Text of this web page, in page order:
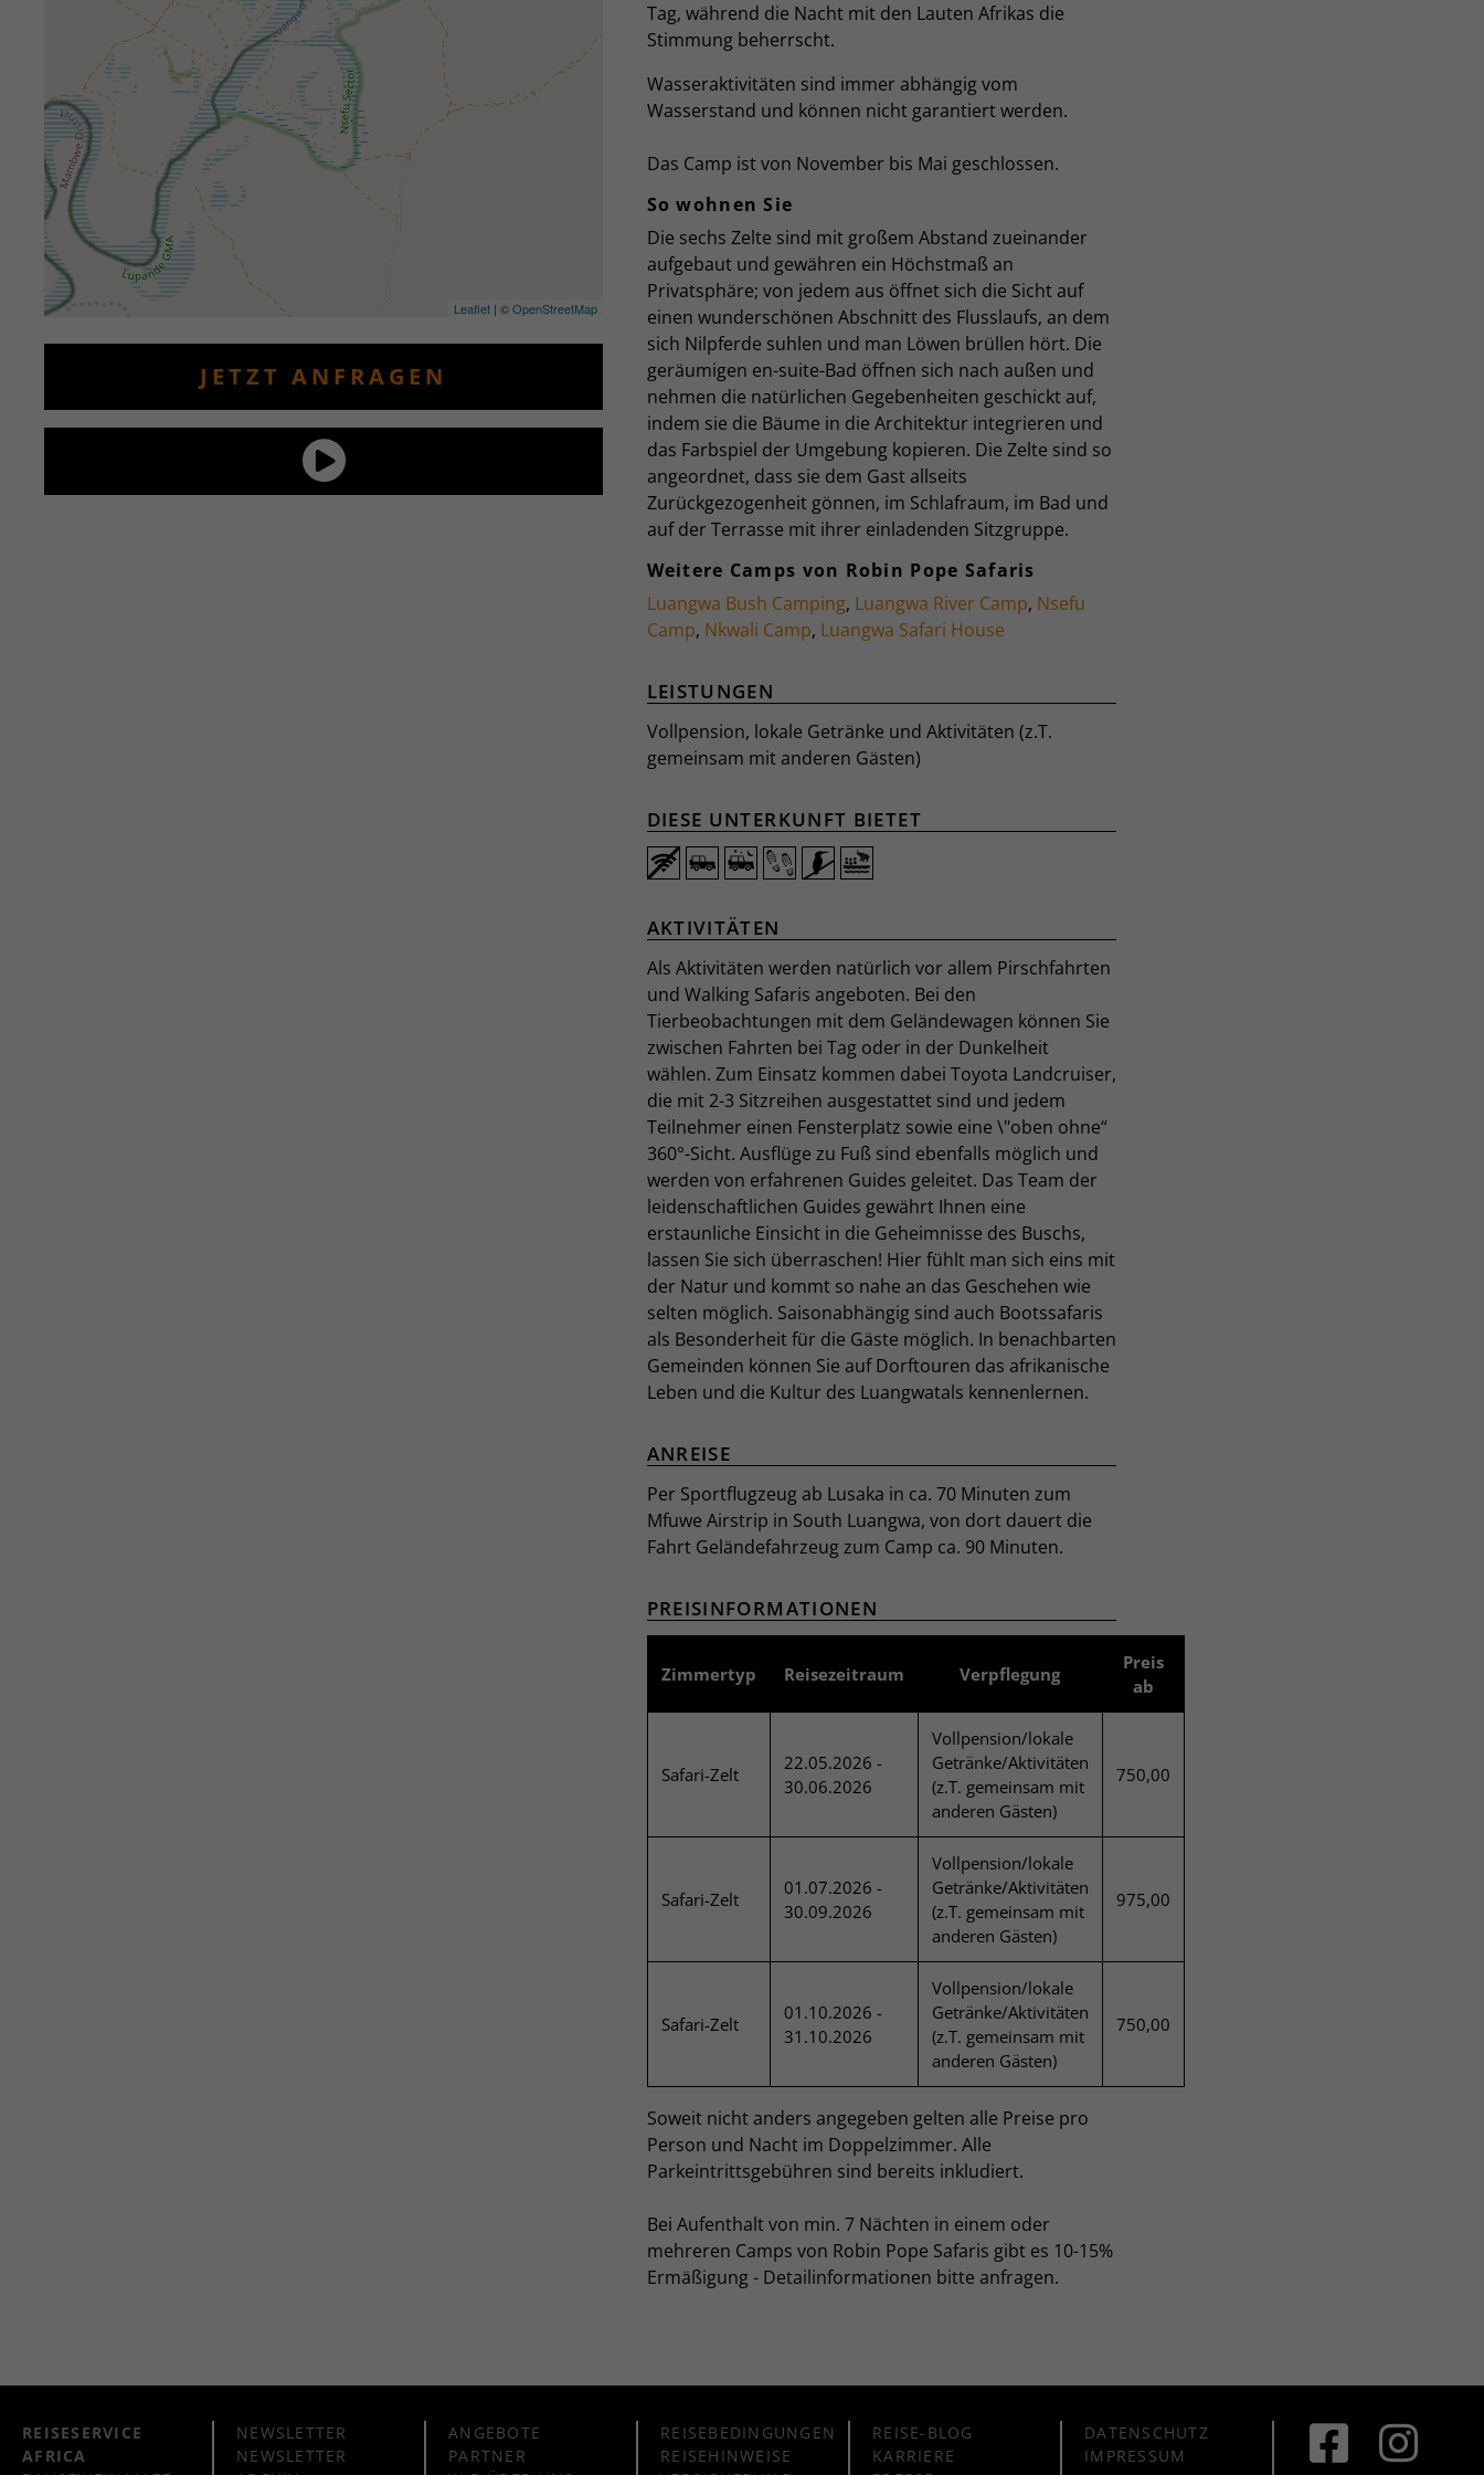
Leaflet| ©OpenStreetMap
JETZT ANFRAGEN
Tag, während die Nacht mit den Lauten Afrikas die
Stimmung beherrscht.
Wasseraktivitäten sind immer abhängig vom
Wasserstand und können nicht garantiert werden.
Das Camp ist von November bis Mai geschlossen.
So wohnen Sie
Die sechs Zelte sind mit großem Abstand zueinander
aufgebaut und gewähren ein Höchstmaß an
Privatsphäre; von jedem aus öffnet sich die Sicht auf
einen wunderschönen Abschnitt des Flusslaufs, an dem
sich Nilpferde suhlen und man Löwen brüllen hört. Die
geräumigen en-suite-Bad öffnen sich nach außen und
nehmen die natürlichen Gegebenheiten geschickt auf,
indem sie die Bäume in die Architektur integrieren und
das Farbspiel der Umgebung kopieren. Die Zelte sind so
angeordnet, dass sie dem Gast allseits
Zurückgezogenheit gönnen, im Schlafraum, im Bad und
auf der Terrasse mit ihrer einladenden Sitzgruppe.
Weitere Camps von Robin Pope Safaris
Luangwa Bush Camping, Luangwa River Camp, Nsefu
Camp, Nkwali Camp, Luangwa Safari House
LEISTUNGEN
Vollpension, lokale Getränke und Aktivitäten (z.T.
gemeinsam mit anderen Gästen)
DIESE UNTERKUNFT BIETET
AKTIVITÄTEN
Als Aktivitäten werden natürlich vor allem Pirschfahrten
und Walking Safaris angeboten. Bei den
Tierbeobachtungen mit dem Geländewagen können Sie
zwischen Fahrten bei Tag oder in der Dunkelheit
wählen. Zum Einsatz kommen dabei Toyota Landcruiser,
die mit 2-3 Sitzreihen ausgestattet sind und jedem
Teilnehmer einen Fensterplatz sowie eine \"oben ohne“
360°-Sicht. Ausflüge zu Fuß sind ebenfalls möglich und
werden von erfahrenen Guides geleitet. Das Team der
leidenschaftlichen Guides gewährt Ihnen eine
erstaunliche Einsicht in die Geheimnisse des Buschs,
lassen Sie sich überraschen! Hier fühlt man sich eins mit
der Natur und kommt so nahe an das Geschehen wie
selten möglich. Saisonabhängig sind auch Bootssafaris
als Besonderheit für die Gäste möglich. In benachbarten
Gemeinden können Sie auf Dorftouren das afrikanische
Leben und die Kultur des Luangwatals kennenlernen.
ANREISE
Per Sportflugzeug ab Lusaka in ca. 70 Minuten zum
Mfuwe Airstrip in South Luangwa, von dort dauert die
Fahrt Geländefahrzeug zum Camp ca. 90 Minuten.
PREISINFORMATIONEN
Zimmertyp Reisezeitraum Verpflegung
Preis
ab
Safari-Zelt
22.05.2026 -
30.06.2026
Vollpension/lokale
Getränke/Aktivitäten
(z.T. gemeinsam mit
anderen Gästen)
750,00
Safari-Zelt
01.07.2026 -
30.09.2026
Vollpension/lokale
Getränke/Aktivitäten
(z.T. gemeinsam mit
anderen Gästen)
975,00
Safari-Zelt
01.10.2026 -
31.10.2026
Vollpension/lokale
Getränke/Aktivitäten
(z.T. gemeinsam mit
anderen Gästen)
750,00
Soweit nicht anders angegeben gelten alle Preise pro
Person und Nacht im Doppelzimmer. Alle
Parkeintrittsgebühren sind bereits inkludiert.
Bei Aufenthalt von min. 7 Nächten in einem oder
mehreren Camps von Robin Pope Safaris gibt es 10-15%
Ermäßigung - Detailinformationen bitte anfragen.
REISESERVICE
AFRICA
NEWSLETTER
NEWSLETTER
ANGEBOTE
PARTNER
REISEBEDINGUNGEN
REISEHINWEISE
REISE-BLOG
KARRIERE
DATENSCHUTZ
IMPRESSUM